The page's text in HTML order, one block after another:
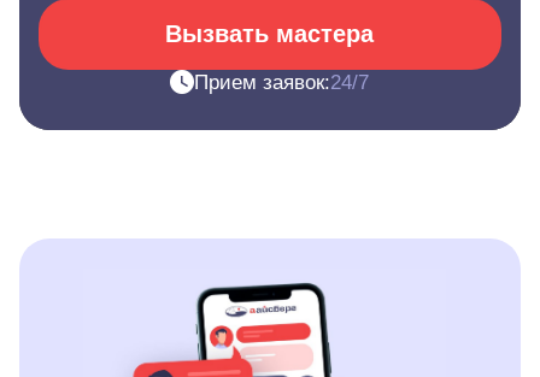
Вызвать мастера
Прием заявок:24/7